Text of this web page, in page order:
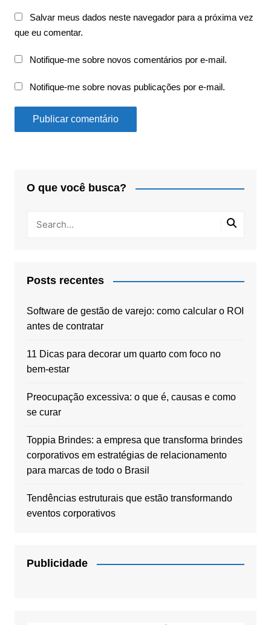
Salvar meus dados neste navegador para a próxima vez
que eu comentar.
Notifique-me sobre novos comentários por e-mail.
Notifique-me sobre novas publicações por e-mail.
O que você busca?
Posts recentes
Software de gestão de varejo: como calcular o ROI
antes de contratar
11 Dicas para decorar um quarto com foco no
bem-estar
Preocupação excessiva: o que é, causas e como
se curar
Toppia Brindes: a empresa que transforma brindes
corporativos em estratégias de relacionamento
para marcas de todo o Brasil
Tendências estruturais que estão transformando
eventos corporativos
Publicidade